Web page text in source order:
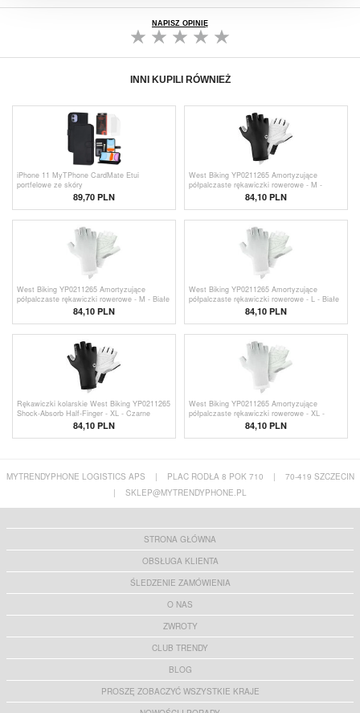
NAPISZ OPINIĘ
INNI KUPILI RÓWNIEŻ
iPhone 11 MyTPhone CardMate Etui
portfelowe ze skóry
89,70 PLN
West Biking YP0211265 Amortyzujące
półpalczaste rękawiczki rowerowe - M -
84,10 PLN
West Biking YP0211265 Amortyzujące
półpalczaste rękawiczki rowerowe - M - Białe
84,10 PLN
West Biking YP0211265 Amortyzujące
półpalczaste rękawiczki rowerowe - L - Białe
84,10 PLN
Rękawiczki kolarskie West Biking YP0211265
Shock-Absorb Half-Finger - XL - Czarne
84,10 PLN
West Biking YP0211265 Amortyzujące
półpalczaste rękawiczki rowerowe - XL -
84,10 PLN
MYTRENDYPHONE LOGISTICS APS | PLAC RODŁA 8 POK 710 |
70-419 SZCZECIN
|
SKLEP@MYTRENDYPHONE.PL
STRONA GŁÓWNA
OBSŁUGA KLIENTA
ŚLEDZENIE ZAMÓWIENIA
O NAS
ZWROTY
CLUB TRENDY
BLOG
PROSZĘ ZOBACZYĆ WSZYSTKIE KRAJE